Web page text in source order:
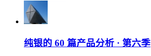
纯银的 60 篇产品分析 · 第六季